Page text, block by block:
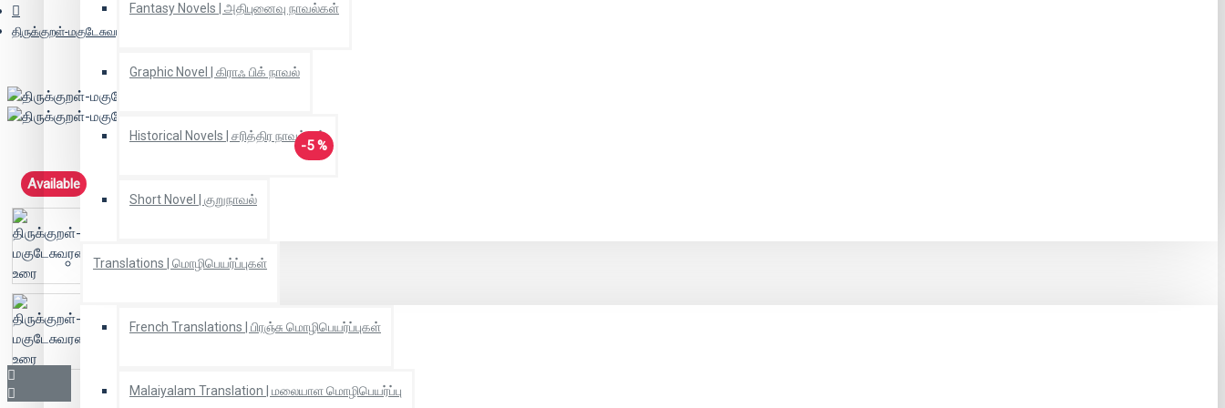
Fantasy Novels | அதிபுனைவு நாவல்கள்
Graphic Novel | கிராஃ பிக் நாவல்
Historical Novels | சரித்திர நாவல்கள்
Short Novel | குறுநாவல்
Translations | மொழிபெயர்ப்புகள்
French Translations | பிரஞ்சு மொழிபெயர்ப்புகள்
Malaiyalam Translation | மலையாள மொழிபெயர்ப்பு
திருக்குறள்-மகுடேசுவரன் உரை
-5 %
Available